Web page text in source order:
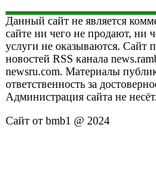
Данный сайт не является
сайте ни чего не продают, ни
услуги не оказываются. Сайт
новостей RSS канала
newsru.com. Материалы
ответственность за
Администрация сайта не несёт.
Сайт от bmb1 @ 2024